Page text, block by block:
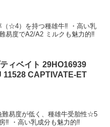
（☆4）を持つ種雄牛‼ ・高い乳
易度でA2/A2 ミルクも魅力的‼
ィベイト 29HO16939
11528 CAPTIVATE-ET
難易度が低く、種雄牛受胎性☆5
‼ ・高い乳成分も魅力的‼